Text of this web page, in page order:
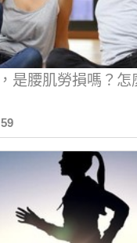
是腰肌勞損嗎？怎
59